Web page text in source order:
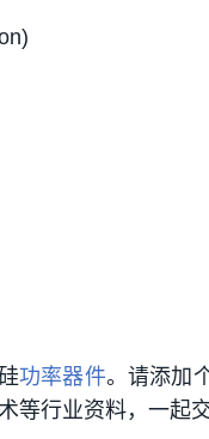
功率器件。请添加
等行业资料，一起交